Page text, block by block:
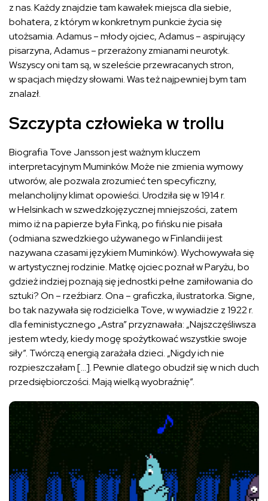
z nas. Każdy znajdzie tam kawałek miejsca dla siebie,
bohatera, z którym w konkretnym punkcie życia się
utożsamia. Adamus – młody ojciec, Adamus – aspirujący
pisarzyna, Adamus – przerażony zmianami neurotyk.
Wszyscy oni tam są, w szeleście przewracanych stron,
w spacjach między słowami. Was też najpewniej bym tam
znalazł.
Szczypta człowieka w trollu
Biografia Tove Jansson jest ważnym kluczem
interpretacyjnym Muminków. Może nie zmienia wymowy
utworów, ale pozwala zrozumieć ten specyficzny,
melancholijny klimat opowieści. Urodziła się w 1914 r.
w Helsinkach w szwedzkojęzycznej mniejszości, zatem
mimo iż na papierze była Finką, po fińsku nie pisała
(odmiana szwedzkiego używanego w Finlandii jest
nazywana czasami językiem Muminków). Wychowywała się
w artystycznej rodzinie. Matkę ojciec poznał w Paryżu, bo
gdzież indziej poznają się jednostki pełne zamiłowania do
sztuki? On – rzeźbiarz. Ona – graficzka, ilustratorka. Signe,
bo tak nazywała się rodzicielka Tove, w wywiadzie z 1922 r.
dla feministycznego „Astra” przyznawała: „Najszczęśliwsza
jestem wtedy, kiedy mogę spożytkować wszystkie swoje
siły”. Twórczą energią zarażała dzieci. „Nigdy ich nie
rozpieszczałam […]. Pewnie dlatego obudził się w nich duch
przedsiębiorczości. Mają wielką wyobraźnię”.